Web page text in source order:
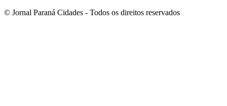
© Jornal Paraná Cidades - Todos os direitos reservados